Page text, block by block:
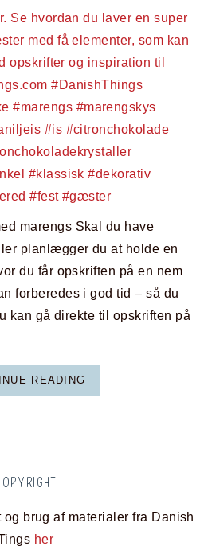
marengs Skal du have
planlægger du at holde en
du får opskriften på en nem
forberedes i god tid – så du
kan gå direkte til opskriften på
READING
brug af materialer fra Danish
her